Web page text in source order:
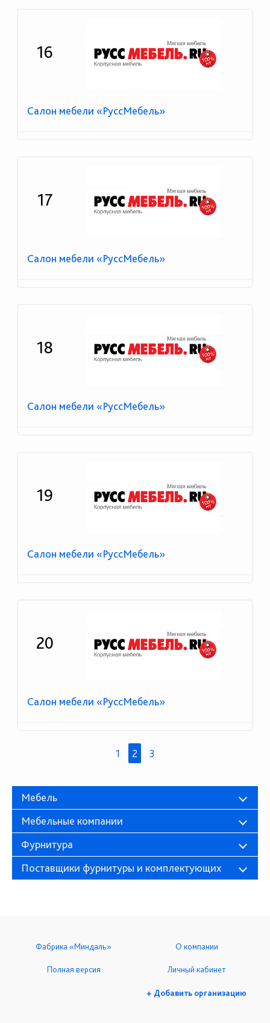
16
Салон мебели «РуссМебель»
17
Салон мебели «РуссМебель»
18
Салон мебели «РуссМебель»
19
Салон мебели «РуссМебель»
20
Салон мебели «РуссМебель»
1 2 3
Мебель
Мебельные компании
Фурнитура
Поставщики фурнитуры и комплектующих
Фабрика «Миндаль» О компании
Полная версия Личный кабинет
+ Добавить организацию